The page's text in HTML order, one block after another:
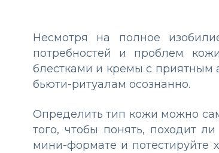
Несмотря на полное
потребностей и проблем
блестками и кремы с приятным
бьюти-ритуалам осознанно.
Определить тип кожи можно
того, чтобы понять, походит
мини-формате и потестируйте